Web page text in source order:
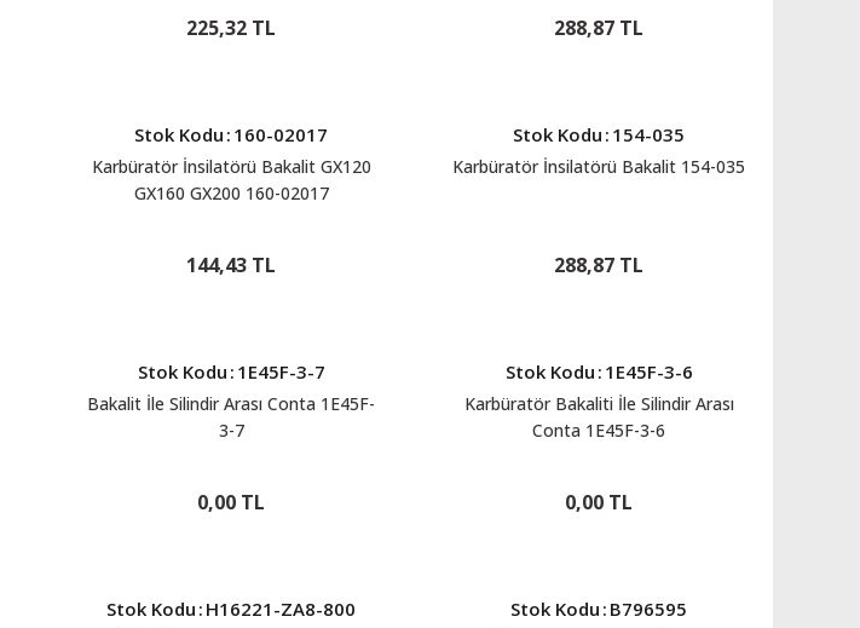
225,32 TL 288,87 TL
Stok Kodu : 160-02017
Karbüratör İnsilatörü Bakalit GX120
GX160 GX200 160-02017
144,43 TL
Stok Kodu : 154-035
Karbüratör İnsilatörü Bakalit 154-035
288,87 TL
Stok Kodu : 1E45F-3-7
Bakalit İle Silindir Arası Conta 1E45F-
3-7
0,00 TL
Stok Kodu : 1E45F-3-6
Karbüratör Bakaliti İle Silindir Arası
Conta 1E45F-3-6
0,00 TL
Stok Kodu : H16221-ZA8-800 Stok Kodu : B796595